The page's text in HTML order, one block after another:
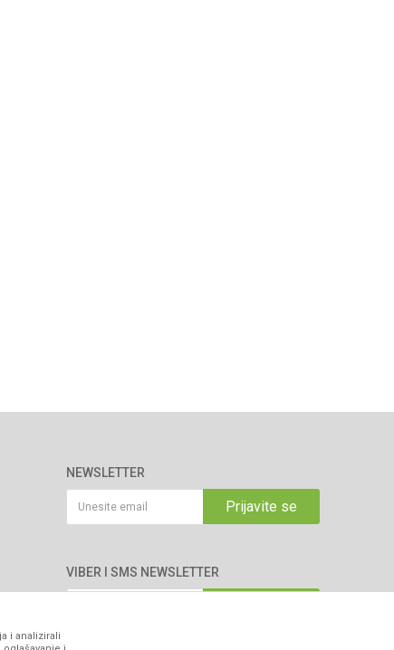
NEWSLETTER
Prijavite se
VIBER I SMS NEWSLETTER
i analizirali